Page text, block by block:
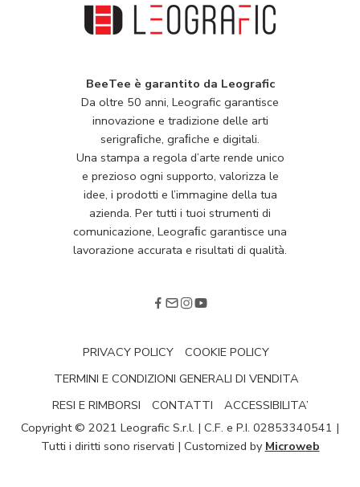
BeeTee è garantito da Leografic
Da oltre 50 anni, Leografic garantisce
innovazione e tradizione delle arti
serigraﬁche, graﬁche e digitali.
Una stampa a regola d’arte rende unico
e prezioso ogni supporto, valorizza le
idee, i prodotti e l’immagine della tua
azienda. Per tutti i tuoi strumenti di
comunicazione, Leograﬁc garantisce una
lavorazione accurata e risultati di qualità.
PRIVACY POLICY
COOKIE POLICY
TERMINI E CONDIZIONI GENERALI DI VENDITA
RESI E RIMBORSI
CONTATTI
ACCESSIBILITA’
Copyright © 2021 Leografic S.r.l. | C.F. e P.I. 02853340541 |
Tutti i diritti sono riservati | Customized by Microweb